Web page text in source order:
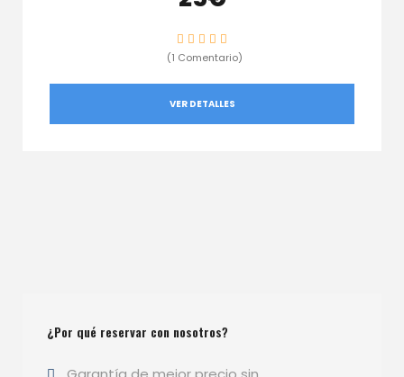
(1 Comentario)
VER DETALLES
¿Por qué reservar con nosotros?